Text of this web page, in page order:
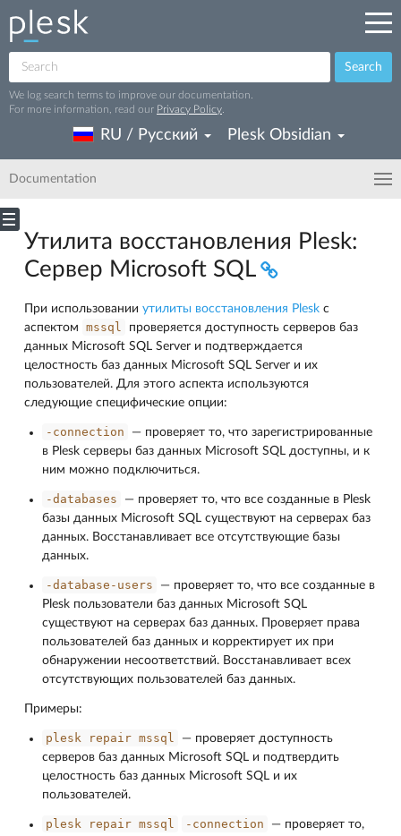
Search
We log search terms to improve our documentation.
For more information, read our Privacy Policy
RU / Русский Plesk Obsidian
Documentation
Утилита восстановления Plesk:
Сервер Microsoft SQL
При использовании утилиты восстановления Plesk с
аспектом
mssql
проверяется доступность серверов баз
данных Microsoft SQL Server и подтверждается
целостность баз данных Microsoft SQL Server и их
пользователей. Для этого аспекта используются
следующие специфические опции:
-connection
― проверяет то, что зарегистрированные
в Plesk серверы баз данных Microsoft SQL доступны, и к
ним можно подключиться.
-databases
― проверяет то, что все созданные в Plesk
базы данных Microsoft SQL существуют на серверах баз
данных. Восстанавливает все отсутствующие базы
данных.
-database-users
― проверяет то, что все созданные в
Plesk пользователи баз данных Microsoft SQL
существуют на серверах баз данных. Проверяет права
пользователей баз данных и корректирует их при
обнаружении несоответствий. Восстанавливает всех
отсутствующих пользователей баз данных.
Примеры:
plesk repair mssql
― проверяет доступность
серверов баз данных Microsoft SQL и подтвердить
целостность баз данных Microsoft SQL и их
пользователей.
plesk repair mssql -connection
― проверяет то,